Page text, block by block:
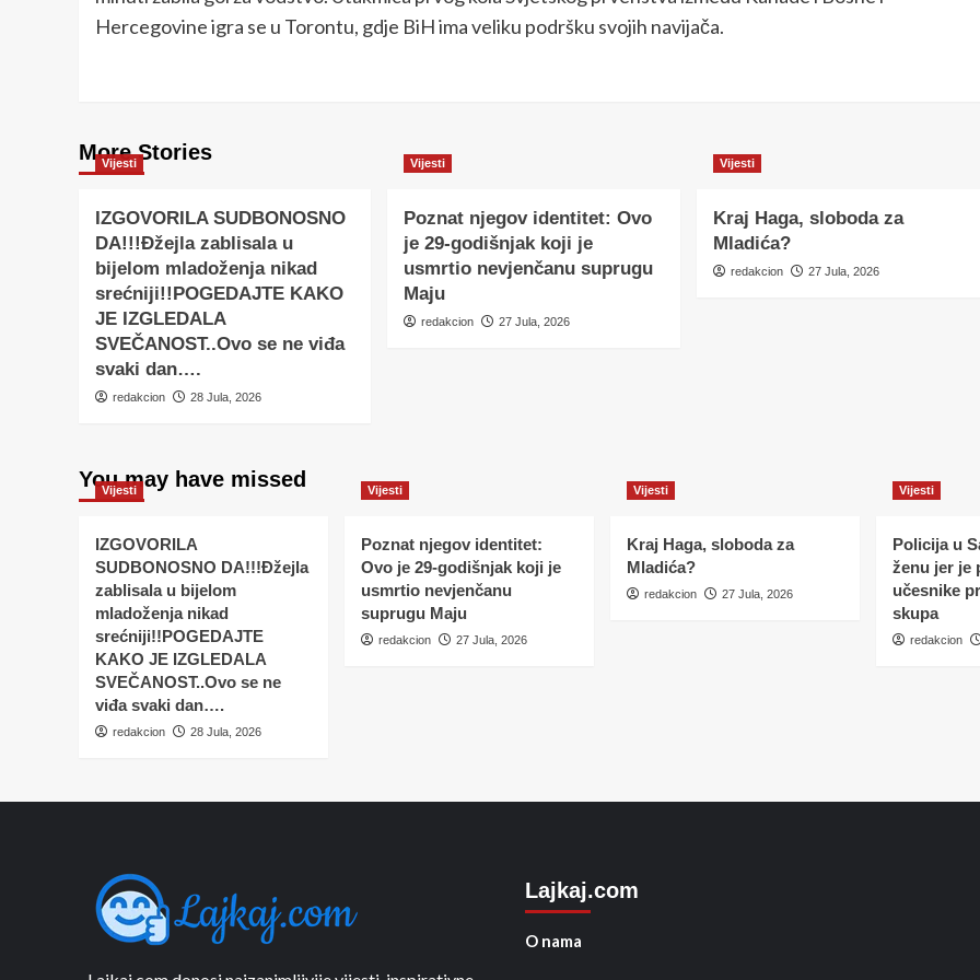
Hercegovine igra se u Torontu, gdje BiH ima veliku podršku svojih navijača.
More Stories
Vijesti
IZGOVORILA SUDBONOSNO
DA!!!Đžejla zablisala u
bijelom mladoženja nikad
srećniji!!POGEDAJTE KAKO
JE IZGLEDALA
SVEČANOST..Ovo se ne viđa
svaki dan….
redakcion 28 Jula, 2026
Vijesti
Poznat njegov identitet: Ovo
je 29-godišnjak koji je
usmrtio nevjenčanu suprugu
Maju
redakcion 27 Jula, 2026
Vijesti
Kraj Haga, sloboda za
Mladića?
redakcion 27 Jula, 2026
You may have missed
Vijesti
IZGOVORILA
SUDBONOSNO DA!!!Đžejla
zablisala u bijelom
mladoženja nikad
srećniji!!POGEDAJTE
KAKO JE IZGLEDALA
SVEČANOST..Ovo se ne
viđa svaki dan….
redakcion 28 Jula, 2026
Vijesti
Poznat njegov identitet:
Ovo je 29-godišnjak koji je
usmrtio nevjenčanu
suprugu Maju
redakcion 27 Jula, 2026
Vijesti
Kraj Haga, sloboda za
Mladića?
redakcion 27 Jula, 2026
Vijesti
Policija u
ženu jer je
učesnike
skupa
redakcion
Lajkaj.com
O nama